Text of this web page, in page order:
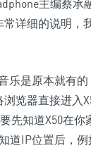
主编蔡
详细的说明，
乐是原本就有
览器直接进入
先知道X50在
IP位置后，例